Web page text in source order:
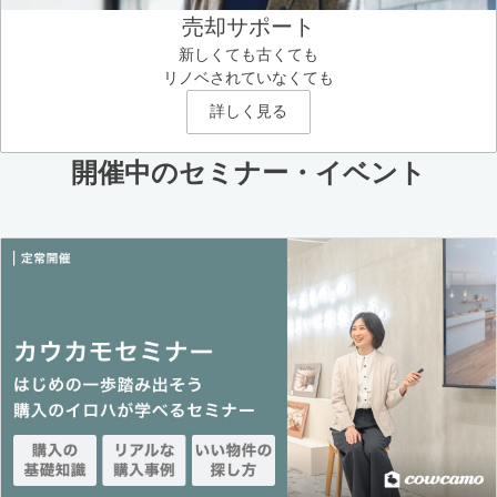
売却サポート
新しくても古くても
リノベされていなくても
詳しく見る
開催中のセミナー・イベント